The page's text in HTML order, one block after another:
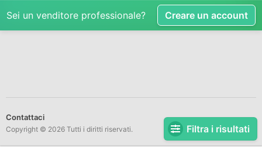
Filtra i risultati
Sei un venditore professionale? Creare un account
Contattaci
Copyright © 2026 Tutti i diritti riservati.